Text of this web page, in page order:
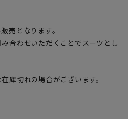
売となります。
合わせいただくことでスーツとし
庫切れの場合がございます。